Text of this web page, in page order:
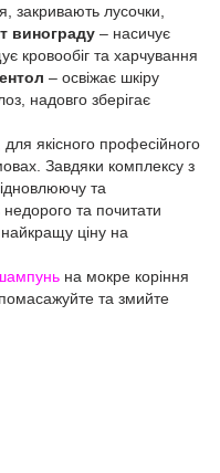
закривають лусочки,
винограду – насичує
кровообіг та харчування
– освіжає шкіру
надовго зберігає
для якісного професійного
Завдяки комплексу з
та
та почитати
ціну на
на мокре коріння
та змийте